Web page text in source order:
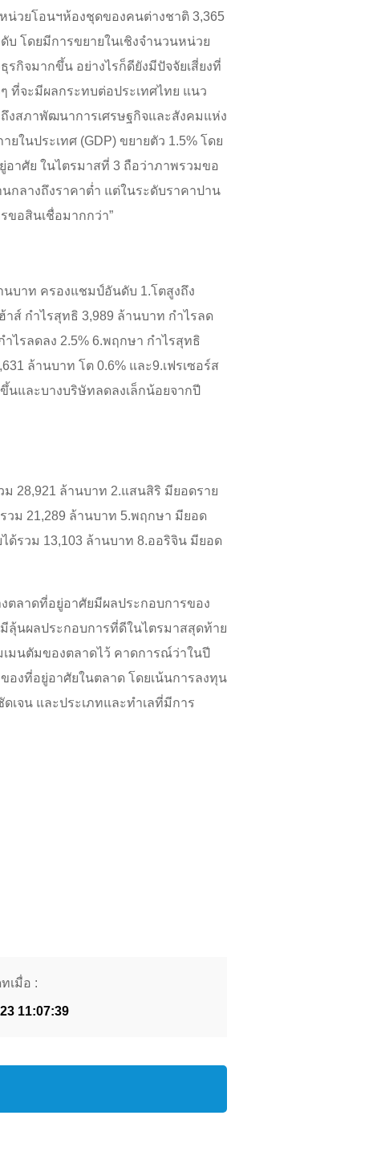
วยโอนฯห้องชุดของคนต่างชาติ 3,365
บ โดยมีการขยายในเชิงจำนวนหน่วย
กิจมากขึ้น อย่างไรก็ดียังมีปัจจัยเสี่ยงที่
ที่จะมีผลกระทบต่อประเทศไทย แนว
งสภาพัฒนาการเศรษฐกิจและสังคมแห่ง
ในประเทศ (GDP) ขยายตัว 1.5% โดย
าศัย ในไตรมาสที่ 3 ถือว่าภาพรวมขอ
กลางถึงราคาต่ำ แต่ในระดับราคาปาน
ขอสินเชื่อมากกว่า”
นบาท ครองแชมป์อันดับ 1.โตสูงถึง
ส์ กำไรสุทธิ 3,989 ล้านบาท กำไรลด
ไรลดลง 2.5% 6.พฤกษา กำไรสุทธิ
ล้านบาท โต 0.6% และ9.เฟรเซอร์ส
นและบางบริษัทลดลงเล็กน้อยจากปี
28,921 ล้านบาท 2.แสนสิริ มียอดราย
วม 21,289 ล้านบาท 5.พฤกษา มียอด
ด้รวม 13,103 ล้านบาท 8.ออริจิน มียอด
ตลาดที่อยู่อาศัยมีผลประกอบการของ
ลุ้นผลประกอบการที่ดีในไตรมาสสุดท้าย
มนตัมของตลาดไว้ คาดการณ์ว่าในปี
องที่อยู่อาศัยในตลาด โดยเน้นการลงทุน
จน และประเภทและทำเลที่มีการ
เมื่อ :
11:07:39